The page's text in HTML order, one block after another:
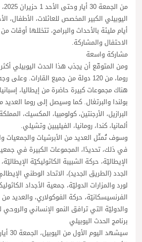
من
اليوبيلي الكبير المخصص للعائلات، الأطفال،
أيام مليئة بالأحداث والبرامج، تتخللها أوقات
الاحتفال والمشاركة.
مشاركة واسعة
روما، من 120 دولة من جميع القارات.
هناك مجموعات كبيرة حاضرة من إيطاليا،
بولندا والبرتغال. كما وسيصل إلى روما
البرازيل، الأرجنتين، كولومبيا، المكسيك،
ألمانيا، كندا، رومانيا، الفيليبين وتشيلي.
وسوف تُمثّل العديد من الأبرشيات والجمعيات
في ذلك، تحديدًا، المجموعات الكبيرة في
الإيطاليّة، حركة الشبيبة الكاثوليكيّة
الجدد (الطريق الجديد)، الاتحاد الوطني
لورد والمزارات الدوليّة، جمعية الأجداد
الفرنسيسكانيّة، حركة الفوكولاري، والعديد من
والدوليّة التي ترافق النمو الإنساني والروحي
برنامج الحدث اليوبيلي
سيشهد